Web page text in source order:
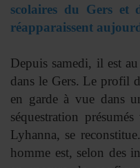
scolaires du Gers et
réapparaissent
Depuis samedi, il est
dans le Gers. Le profil
en garde à vue dans
séquestration
Lyhanna, se
homme est, selon des